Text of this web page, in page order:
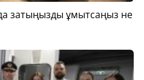
затыңызды ұмытсаңыз не